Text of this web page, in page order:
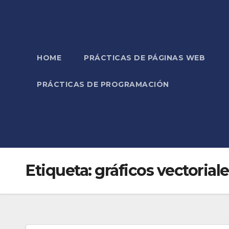
HOME PRÁCTICAS DE PÁGINAS WEB
PRÁCTICAS DE PROGRAMACIÓN
Etiqueta:gráficos